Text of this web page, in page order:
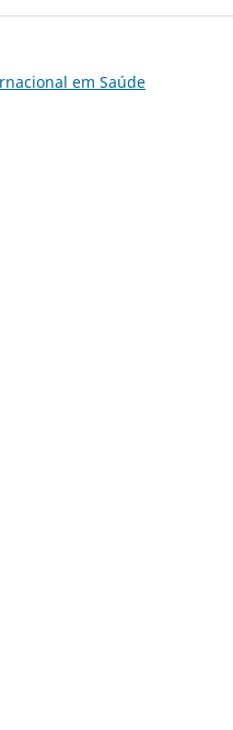
em Saúde